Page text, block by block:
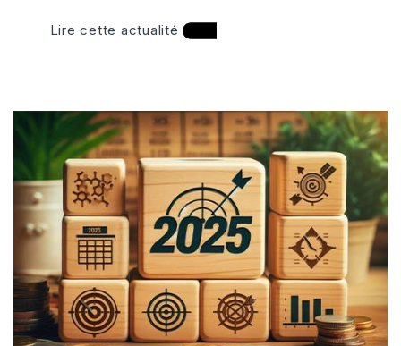
Lire cette actualité